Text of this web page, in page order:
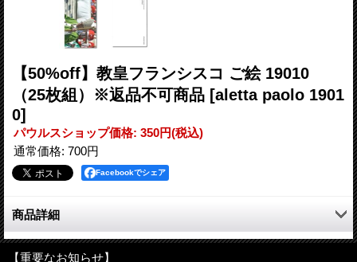
【50%off】教皇フランシスコ ご絵 19010
（25枚組）※返品不可商品 [aletta paolo 1901
0]
パウルスショップ価格: 350円(税込)
通常価格: 700円
Facebookでシェア
商品詳細
教皇フランシスコのご絵です。
【重要なお知らせ】